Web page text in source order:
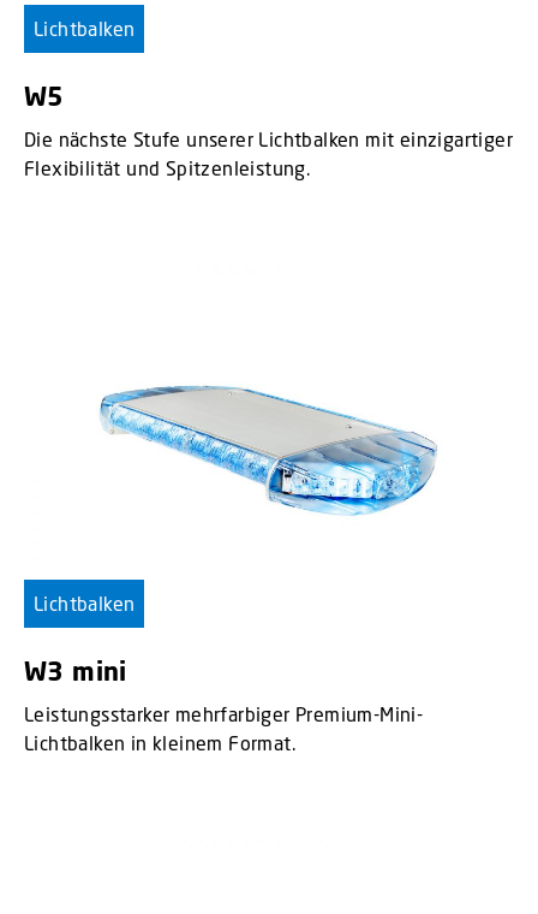
Lichtbalken
W5
Die nächste Stufe unserer Lichtbalken mit einzigartiger
Flexibilität und Spitzenleistung.
Lichtbalken
W3 mini
Leistungsstarker mehrfarbiger Premium-Mini-
Lichtbalken in kleinem Format.